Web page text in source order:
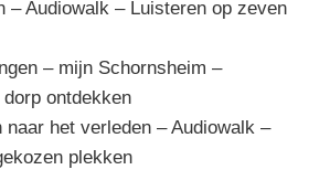
– Audiowalk – Luisteren op zeven
– mijn Schornsheim –
ontdekken
naar het verleden – Audiowalk –
plekken